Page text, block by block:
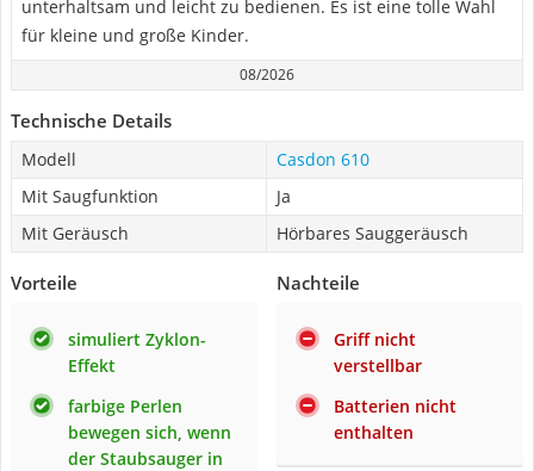
unterhaltsam und leicht zu bedienen. Es ist eine tolle Wahl
für kleine und große Kinder.
08/2026
Technische Details
Modell
Casdon 610
Mit Saugfunktion
Ja
Mit Geräusch
Hörbares Sauggeräusch
Vorteile
simuliert Zyklon-
Effekt
farbige Perlen
bewegen sich, wenn
der Staubsauger in
Nachteile
Griff nicht
verstellbar
Batterien nicht
enthalten